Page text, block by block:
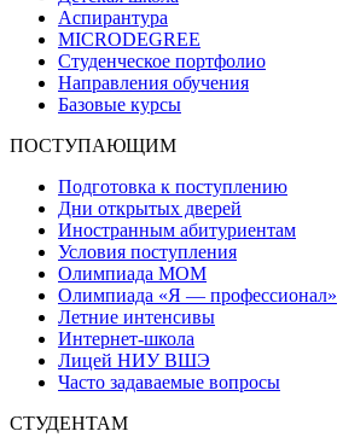
Аспирантура
MICRODEGREE
Студенческое портфолио
Направления обучения
Базовые курсы
ПОСТУПАЮЩИМ
Подготовка к поступлению
Дни открытых дверей
Иностранным абитуриентам
Условия поступления
Олимпиада МОМ
Олимпиада «Я — профессионал»
Летние интенсивы
Интернет-школа
Лицей НИУ ВШЭ
Часто задаваемые вопросы
СТУДЕНТАМ